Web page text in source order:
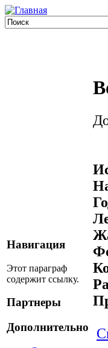
Навигация
Этот параграф
содержит ссылку.
Партнеры
Дополнительно